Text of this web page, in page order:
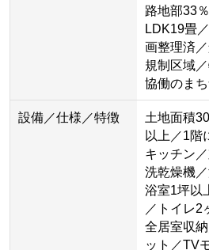
路地部33
LDK19畳
画整理済
規制区域
協働のま
設備／仕様／特徴
土地面積
以上／1階
キッチン
洗乾燥機
浴室1坪以
／トイレ2
全居室収
ット／TV